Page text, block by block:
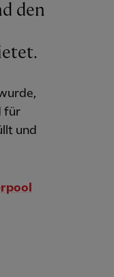
den
für
und